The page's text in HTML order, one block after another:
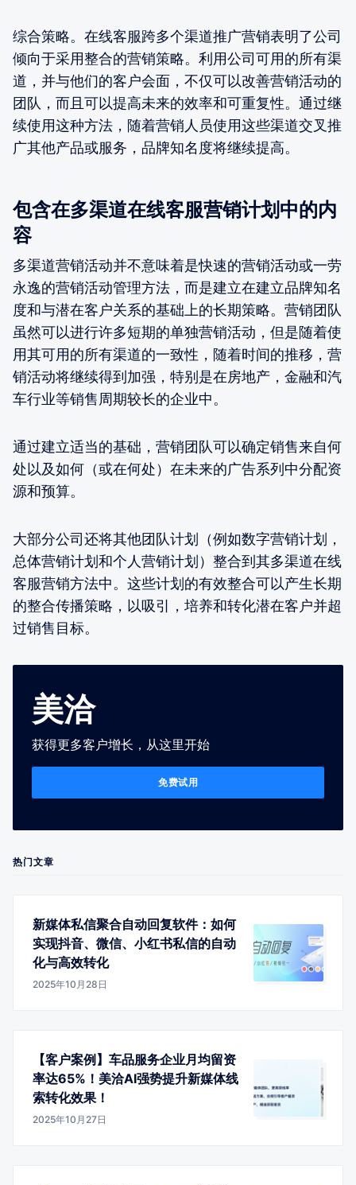
综合策略。在线客服跨多个渠道推广营销表明了公司
倾向于采用整合的营销策略。利用公司可用的所有渠
道，并与他们的客户会面，不仅可以改善营销活动的
团队，而且可以提高未来的效率和可重复性。通过继
续使用这种方法，随着营销人员使用这些渠道交叉推
广其他产品或服务，品牌知名度将继续提高。
包含在多渠道在线客服营销计划中的内
容
多渠道营销活动并不意味着是快速的营销活动或一劳
永逸的营销活动管理方法，而是建立在建立品牌知名
度和与潜在客户关系的基础上的长期策略。营销团队
虽然可以进行许多短期的单独营销活动，但是随着使
用其可用的所有渠道的一致性，随着时间的推移，营
销活动将继续得到加强，特别是在房地产，金融和汽
车行业等销售周期较长的企业中。
通过建立适当的基础，营销团队可以确定销售来自何
处以及如何（或在何处）在未来的广告系列中分配资
源和预算。
大部分公司还将其他团队计划（例如数字营销计划，
总体营销计划和个人营销计划）整合到其多渠道在线
客服营销方法中。这些计划的有效整合可以产生长期
的整合传播策略，以吸引，培养和转化潜在客户并超
过销售目标。
美洽
获得更多客户增长，从这里开始
免费试用
热门文章
新媒体私信聚合自动回复软件：如何
实现抖音、微信、小红书私信的自动
化与高效转化
2025年10月28日
【客户案例】车品服务企业月均留资
率达65%！美洽AI强势提升新媒体线
索转化效果！
2025年10月27日